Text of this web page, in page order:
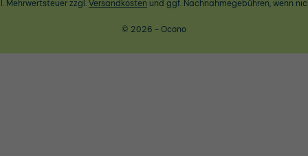
Mehrwertsteuer zzgl.Versandkosten und ggf. Nachnahmegebühren, wenn
© 2026 - Ocono